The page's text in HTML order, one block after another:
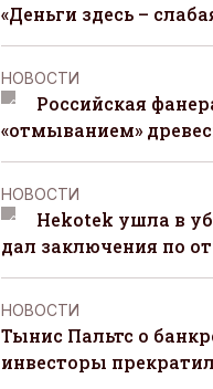
«Деньги здесь –
НОВОСТИ
Российская
«отмыванием»
НОВОСТИ
Hekotek ушла в
дал заключения по
НОВОСТИ
Тынис Пальтс о
инвесторы